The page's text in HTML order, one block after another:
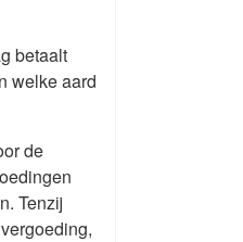
betaalt
welke aard
de
Tenzij